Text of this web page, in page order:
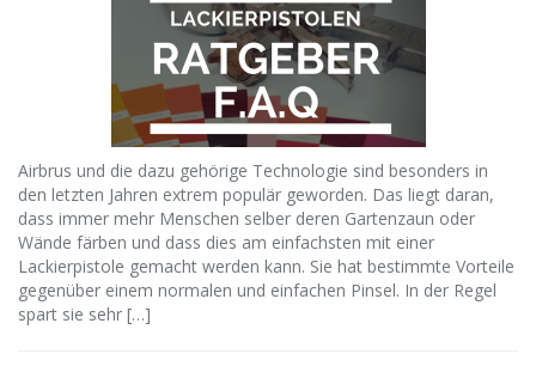
Airbrus und die dazu gehörige Technologie sind besonders in
den letzten Jahren extrem populär geworden. Das liegt daran,
dass immer mehr Menschen selber deren Gartenzaun oder
Wände färben und dass dies am einfachsten mit einer
Lackierpistole gemacht werden kann. Sie hat bestimmte Vorteile
gegenüber einem normalen und einfachen Pinsel. In der Regel
spart sie sehr […]